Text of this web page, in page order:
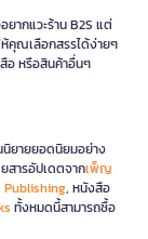
ากแวะร้าน B2S แต่
ห้คุณเลือกสรรได้ง่ายๆ
อ หรือสินค้าอื่นๆ
นิยายยอดนิยมอย่าง
สารอัปเดตจากเพ็ญ
Publishing, หนังสือ
ทั้งหมดนี้สามารถซื้อ